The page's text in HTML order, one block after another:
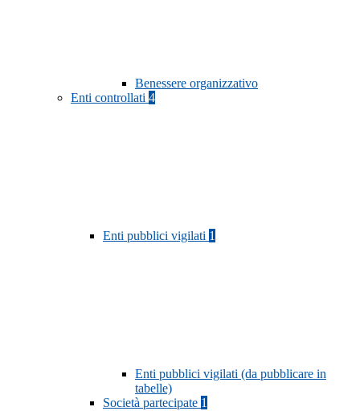
Benessere organizzativo
Enti controllati 4
Enti pubblici vigilati 1
Enti pubblici vigilati (da pubblicare in
tabelle)
Società partecipate 1